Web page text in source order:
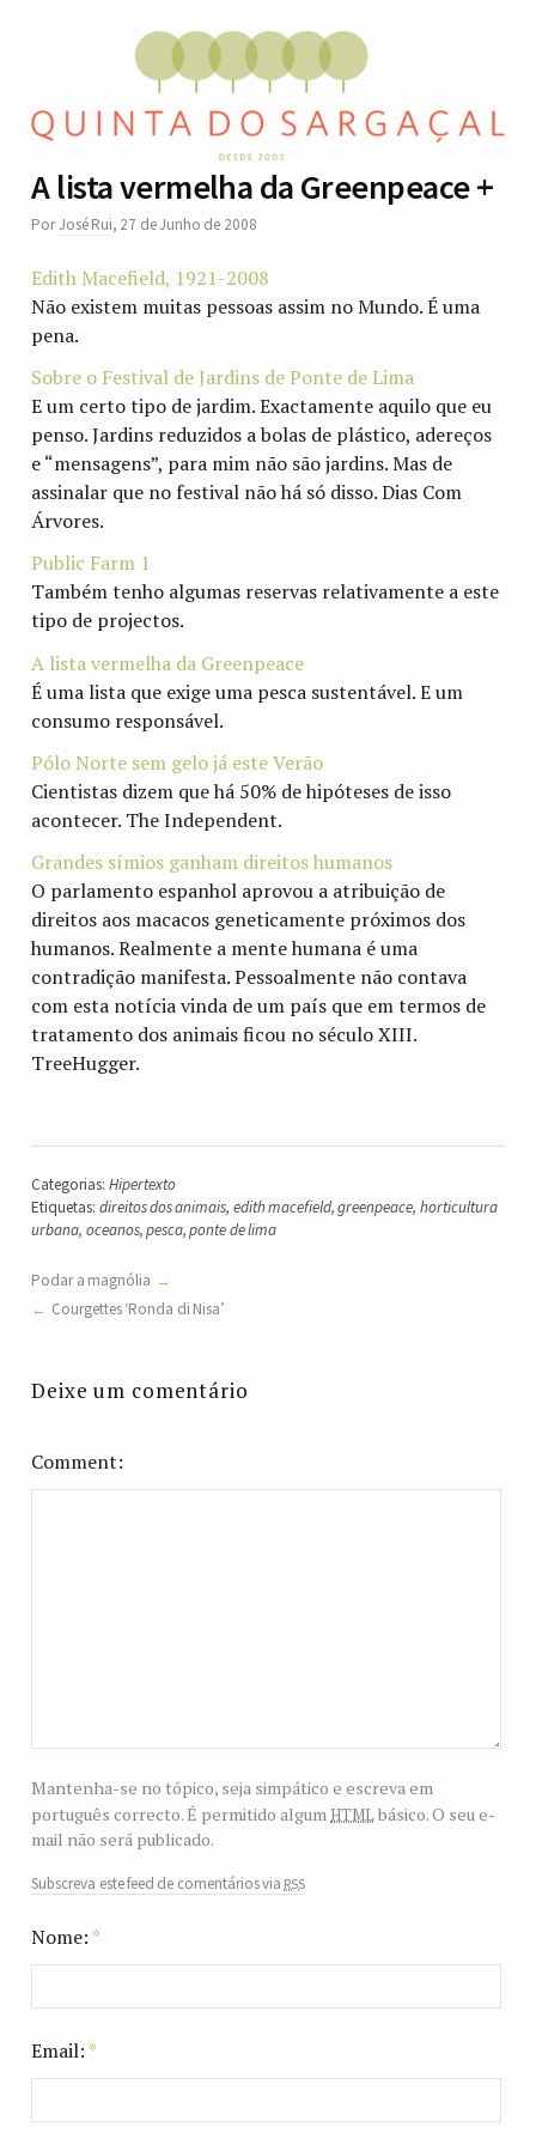
A lista vermelha da Greenpeace +
PorJosé Rui, 27 de Junho de 2008
Edith Macefield, 1921-2008
Não existem muitas pessoas assim no Mundo. É uma
pena.
Sobre o Festival de Jardins de Ponte de Lima
E um certo tipo de jardim. Exactamente aquilo que eu
penso. Jardins reduzidos a bolas de plástico, adereços
e “mensagens”, para mim não são jardins. Mas de
assinalar que no festival não há só disso. Dias Com
Árvores.
Public Farm 1
Também tenho algumas reservas relativamente a este
tipo de projectos.
A lista vermelha da Greenpeace
É uma lista que exige uma pesca sustentável. E um
consumo responsável.
Pólo Norte sem gelo já este Verão
Cientistas dizem que há 50% de hipóteses de isso
acontecer. The Independent.
Grandes símios ganham direitos humanos
O parlamento espanhol aprovou a atribuição de
direitos aos macacos geneticamente próximos dos
humanos. Realmente a mente humana é uma
contradição manifesta. Pessoalmente não contava
com esta notícia vinda de um país que em termos de
tratamento dos animais ficou no século XIII.
TreeHugger.
Categorias: Hipertexto
Etiquetas: direitos dos animais, edith macefield,greenpeace, horticultura
urbana, oceanos,pesca,ponte de lima
Podar a magnólia
Courgettes ‘Ronda di Nisa’
Deixe um comentário
Comment
Mantenha-se no tópico, seja simpático e escreva em
português correcto. É permitido algum htmlbásico. O seu e-
mail não será publicado.
Subscreva este feed de comentários via rss
Nome: *
Email: *